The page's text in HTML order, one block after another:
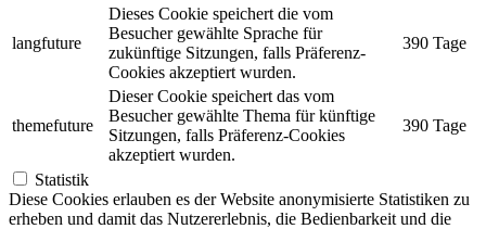
langfuture
Dieses Cookie speichert die vom
Besucher gewählte Sprache für
zukünftige Sitzungen, falls Präferenz-
Cookies akzeptiert wurden.
390 Tage
themefuture
Dieser Cookie speichert das vom
Besucher gewählte Thema für künftige
Sitzungen, falls Präferenz-Cookies
akzeptiert wurden.
390 Tage
Statistik
Diese Cookies erlauben es der Website anonymisierte Statistiken zu
erheben und damit das Nutzererlebnis, die Bedienbarkeit und die